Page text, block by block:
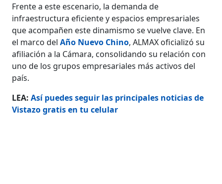
Frente a este escenario, la demanda de
infraestructura eficiente y espacios empresariales
que acompañen este dinamismo se vuelve clave. En
el marco delAño Nuevo Chino, ALMAX oficializó su
afiliación a la Cámara, consolidando su relación con
uno de los grupos empresariales más activos del
país.
LEA:Así puedes seguir las principales noticias de
Vistazo gratis en tu celular